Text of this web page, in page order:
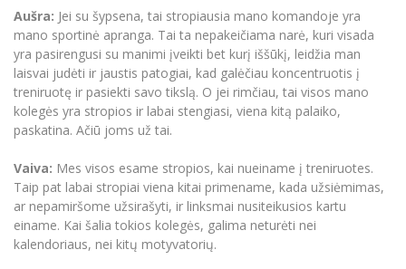
Aušra: Jei su šypsena, tai stropiausia mano komandoje yra
mano sportinė apranga. Tai ta nepakeičiama narė, kuri visada
yra pasirengusi su manimi įveikti bet kurį iššūkį, leidžia man
laisvai judėti ir jaustis patogiai, kad galėčiau koncentruotis į
treniruotę ir pasiekti savo tikslą. O jei rimčiau, tai visos mano
kolegės yra stropios ir labai stengiasi, viena kitą palaiko,
paskatina. Ačiū joms už tai.
Vaiva: Mes visos esame stropios, kai nueiname į treniruotes.
Taip pat labai stropiai viena kitai primename, kada užsiėmimas,
ar nepamiršome užsirašyti, ir linksmai nusiteikusios kartu
einame. Kai šalia tokios kolegės, galima neturėti nei
kalendoriaus, nei kitų motyvatorių.